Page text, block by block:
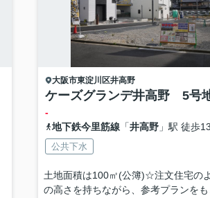
大阪市東淀川区井高野
ケーズグランデ井高野 5号
-
地下鉄今里筋線「井高野」駅 徒歩
公共下水
土地面積は100㎡(公簿)☆注文住宅の
の高さを持ちながら、参考プランを